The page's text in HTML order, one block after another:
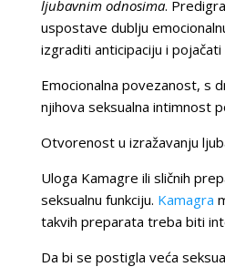
ljubavnim odnosima.
uspostave dublju
izgraditi anticipaciju i
Emocionalna povezanost, s
njihova seksualna intimnost
Otvorenost u izražavanju
Uloga Kamagre ili sličnih
seksualnu funkciju. Kamagra
takvih preparata treba biti
Da bi se postigla veća